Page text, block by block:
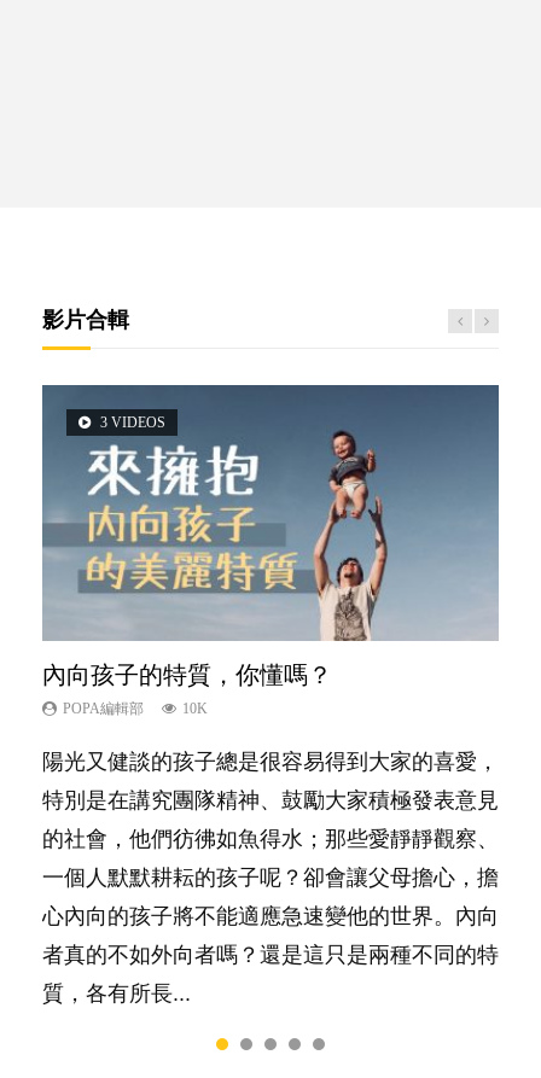
影片合輯
3 VIDEOS
內向孩子的特質，你懂嗎？
POPA編輯部 10K
陽光又健談的孩子總是很容易得到大家的喜愛，
特別是在講究團隊精神、鼓勵大家積極發表意見
的社會，他們彷彿如魚得水；那些愛靜靜觀察、
一個人默默耕耘的孩子呢？卻會讓父母擔心，擔
心內向的孩子將不能適應急速變他的世界。內向
者真的不如外向者嗎？還是這只是兩種不同的特
質，各有所長...
2 VIDEOS
想孩子學好外語，點做好？
POPA編輯部 9.9K
有人話學多種語言越早開始越好，有人卻說一時
間太多語言，會令孩子感到混淆，到底誰是誰
非？聽聽專家怎樣說，解開語言學習的迷思～...
5 VIDEOS
夫妻必看！經營婚姻，沒捷徑
POPA編輯部 22.9K
你是不是也曾經以為只要跟相愛的人結婚，就自
然能走到白頭，但生了孩子卻發現事情不如你所
料？ 經營婚姻，不如我們想像的簡單，卻也不
是大家說得那麼難。一起來認識婚姻的真相！...
6 VIDEOS
孩子能力天注定？
POPA編輯部 7.9K
很多父母都希望孩子係個「叻仔叻女」，學業別
太差，日常自理井井有條。這樣的孩子是萬中無
一，還是魚與熊掌，不能兼得？...
6 VIDEOS
愛孩子也別忘了愛自己，父母如何關顧自
己的身心靈？
照顧孩子衣食住行、陪同兒女應對功課測驗，還
要陪玩製造親子時間，尚要處理家中雜項要
務……當父母的，有千百個任務要做。可惜，有
一樣重要至極的，總被遺漏——關注自己的情緒
和心理健康。...